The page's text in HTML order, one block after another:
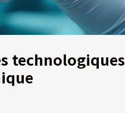
technologiques